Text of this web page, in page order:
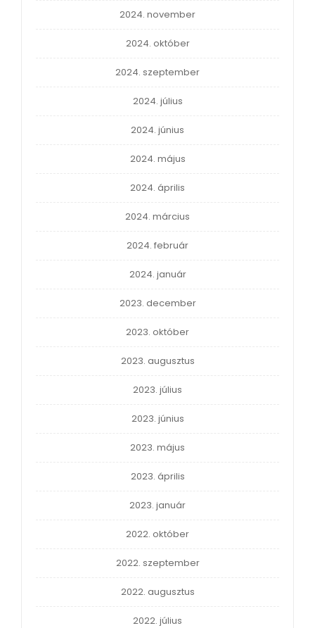
2024. november
2024. október
2024. szeptember
2024. július
2024. június
2024. május
2024. április
2024. március
2024. február
2024. január
2023. december
2023. október
2023. augusztus
2023. július
2023. június
2023. május
2023. április
2023. január
2022. október
2022. szeptember
2022. augusztus
2022. július